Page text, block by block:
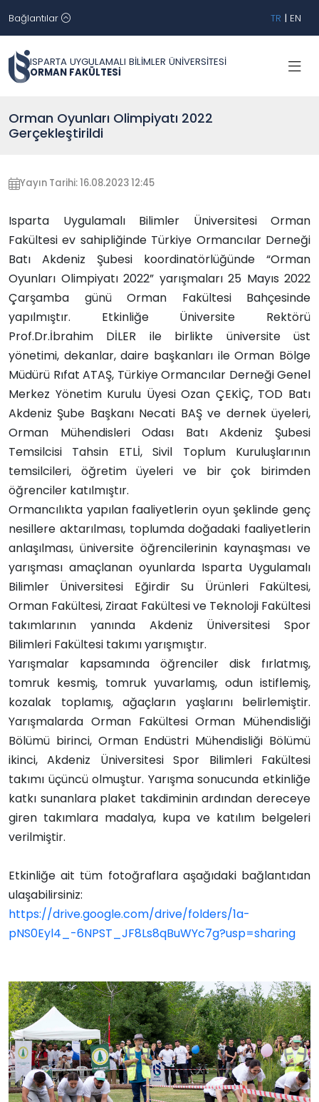
Bağlantılar TR | EN
ISPARTA UYGULAMALI BİLİMLER ÜNİVERSİTESİ
ORMAN FAKÜLTESİ
Orman Oyunları Olimpiyatı 2022
Gerçekleştirildi
Yayın Tarihi: 16.08.2023 12:45
Isparta Uygulamalı Bilimler Üniversitesi Orman
Fakültesi ev sahipliğinde Türkiye Ormancılar Derneği
Batı Akdeniz Şubesi koordinatörlüğünde “Orman
Oyunları Olimpiyatı 2022” yarışmaları 25 Mayıs 2022
Çarşamba günü Orman Fakültesi Bahçesinde
yapılmıştır. Etkinliğe Üniversite Rektörü
Prof.Dr.İbrahim DİLER ile birlikte üniversite üst
yönetimi, dekanlar, daire başkanları ile Orman Bölge
Müdürü Rıfat ATAŞ, Türkiye Ormancılar Derneği Genel
Merkez Yönetim Kurulu Üyesi Ozan ÇEKİÇ, TOD Batı
Akdeniz Şube Başkanı Necati BAŞ ve dernek üyeleri,
Orman Mühendisleri Odası Batı Akdeniz Şubesi
Temsilcisi Tahsin ETLİ, Sivil Toplum Kuruluşlarının
temsilcileri, öğretim üyeleri ve bir çok birimden
öğrenciler katılmıştır.
Ormancılıkta yapılan faaliyetlerin oyun şeklinde genç
nesillere aktarılması, toplumda doğadaki faaliyetlerin
anlaşılması, üniversite öğrencilerinin kaynaşması ve
yarışması amaçlanan oyunlarda Isparta Uygulamalı
Bilimler Üniversitesi Eğirdir Su Ürünleri Fakültesi,
Orman Fakültesi, Ziraat Fakültesi ve Teknoloji Fakültesi
takımlarının yanında Akdeniz Üniversitesi Spor
Bilimleri Fakültesi takımı yarışmıştır.
Yarışmalar kapsamında öğrenciler disk fırlatmış,
tomruk kesmiş, tomruk yuvarlamış, odun istiflemiş,
kozalak toplamış, ağaçların yaşlarını belirlemiştir.
Yarışmalarda Orman Fakültesi Orman Mühendisliği
Bölümü birinci, Orman Endüstri Mühendisliği Bölümü
ikinci, Akdeniz Üniversitesi Spor Bilimleri Fakültesi
takımı üçüncü olmuştur. Yarışma sonucunda etkinliğe
katkı sunanlara plaket takdiminin ardından dereceye
giren takımlara madalya, kupa ve katılım belgeleri
verilmiştir.
Etkinliğe ait tüm fotoğraflara aşağıdaki bağlantıdan
ulaşabilirsiniz:
https://drive.google.com/drive/folders/1a-
pNS0Eyl4_-6NPST_JF8Ls8qBuWYc7g?usp=sharing